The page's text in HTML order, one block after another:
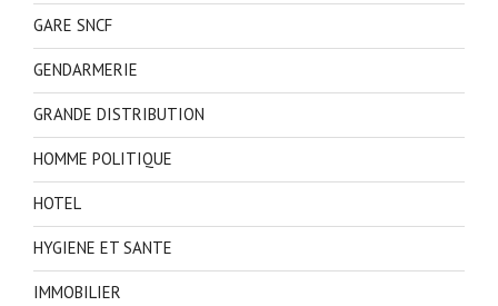
GARE SNCF
GENDARMERIE
GRANDE DISTRIBUTION
HOMME POLITIQUE
HOTEL
HYGIENE ET SANTE
IMMOBILIER